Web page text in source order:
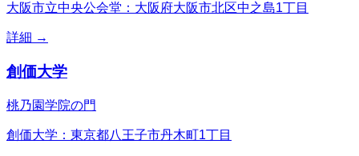
大阪市立中央公会堂：大阪府大阪市北区中之島1丁目
詳細 →
創価大学
桃乃園学院の門
創価大学：東京都八王子市丹木町1丁目